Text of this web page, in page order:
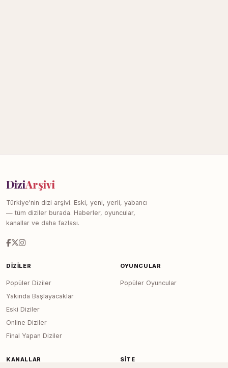
DiziArşivi
Türkiye'nin dizi arşivi. Eski, yeni, yerli, yabancı
— tüm diziler burada. Haberler, oyuncular,
kanallar ve daha fazlası.
DIZILER
Popüler Diziler
Yakında Başlayacaklar
Eski Diziler
Online Diziler
Final Yapan Diziler
OYUNCULAR
Popüler Oyuncular
KANALLAR SITE